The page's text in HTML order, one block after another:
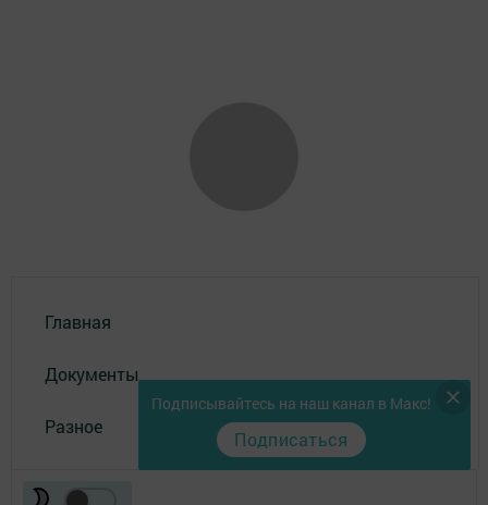
Главная
Документы
Разное
Подписывайтесь на наш канал в Макс!
Подписаться